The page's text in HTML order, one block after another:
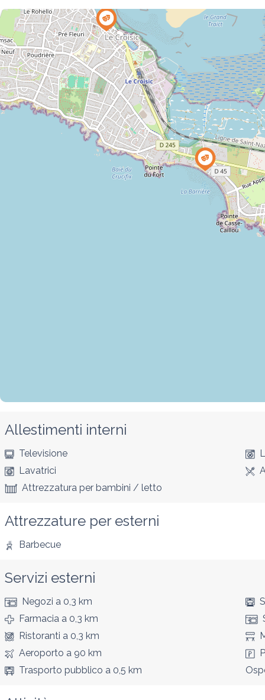
Allestimenti interni
Televisione
Lavatrici
Attrezzatura per bambini / letto
Attrezzature per esterni
Barbecue
Servizi esterni
Negozi a 0,3 km
Farmacia a 0,3 km
Ristoranti a 0,3 km
Aeroporto a 90 km
Trasporto pubblico a 0,5 km